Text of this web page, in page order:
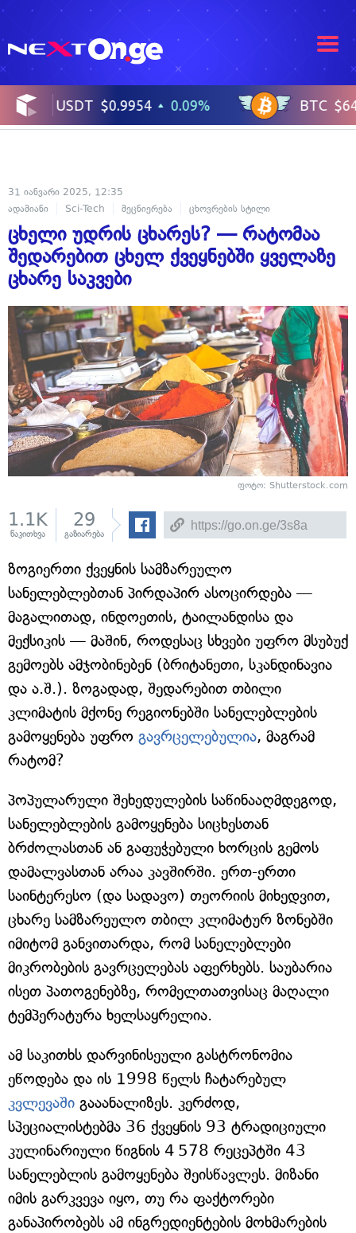
31 იანვარი 2025, 12:35
ადამიანი
Sci-Tech მეცნიერება ცხოვრების სტილი
ცხელი უდრის ცხარეს? — რატომაა
შედარებით ცხელ ქვეყნებში ყველაზე
ცხარე საკვები
ფოტო: Shutterstock.com
1.1K
წაკითხვა
29
გაზიარება
ზოგიერთი ქვეყნის სამზარეულო
სანელებლებთან პირდაპირ ასოცირდება —
მაგალითად, ინდოეთის, ტაილანდისა და
მექსიკის — მაშინ, როდესაც სხვები უფრო მსუბუქ
გემოებს ამჯობინებენ (ბრიტანეთი, სკანდინავია
და ა.შ.). ზოგადად, შედარებით თბილი
კლიმატის მქონე რეგიონებში სანელებლების
გამოყენება უფრო გავრცელებულია, მაგრამ
რატომ?
პოპულარული შეხედულების საწინააღმდეგოდ,
სანელებლების გამოყენება სიცხესთან
ბრძოლასთან ან გაფუჭებული ხორცის გემოს
დამალვასთან არაა კავშირში. ერთ-ერთი
საინტერესო (და სადავო) თეორიის მიხედვით,
ცხარე სამზარეულო თბილ კლიმატურ ზონებში
იმიტომ განვითარდა, რომ სანელებლები
მიკრობების გავრცელებას აფერხებს. საუბარია
ისეთ პათოგენებზე, რომელთათვისაც მაღალი
ტემპერატურა ხელსაყრელია.
ამ საკითხს დარვინისეული გასტრონომია
ეწოდება და ის 1998 წელს ჩატარებულ
კვლევაში გააანალიზეს. კერძოდ,
სპეციალისტებმა 36 ქვეყნის 93 ტრადიციული
კულინარიული წიგნის 4 578 რეცეპტში 43
სანელებლის გამოყენება შეისწავლეს. მიზანი
იმის გარკვევა იყო, თუ რა ფაქტორები
განაპირობებს ამ ინგრედიენტების მოხმარების